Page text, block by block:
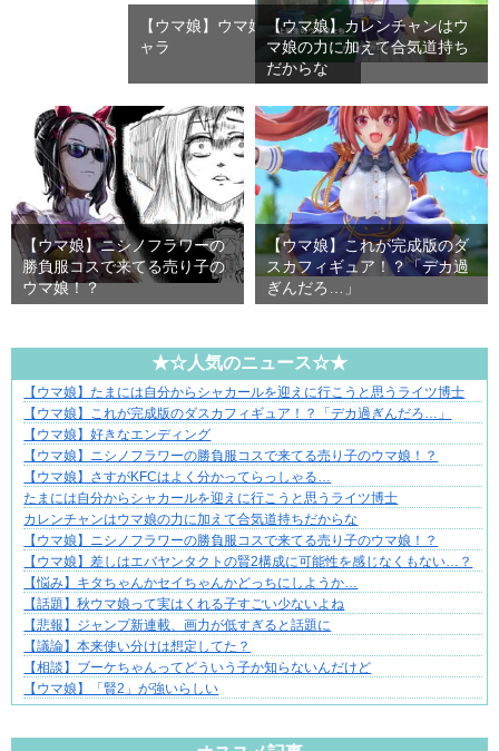
【ウマ娘】ウマ娘のゴルフキ
ャラ
【ウマ娘】カレンチャンはウ
マ娘の力に加えて合気道持ち
だからな
【ウマ娘】ニシノフラワーの
勝負服コスで来てる売り子の
ウマ娘！？
【ウマ娘】これが完成版のダ
スカフィギュア！？「デカ過
ぎんだろ…」
★☆人気のニュース☆★
平穏が少しずつ壊れていく家族の物語。
【ウマ娘】たまには自分からシャカールを迎えに行こうと思うライツ博士
【ウマ娘】これが完成版のダスカフィギュア！？「デカ過ぎんだろ…」
【ウマ娘】好きなエンディング
【ウマ娘】ニシノフラワーの勝負服コスで来てる売り子のウマ娘！？
【ウマ娘】さすがKFCはよく分かってらっしゃる…
たまには自分からシャカールを迎えに行こうと思うライツ博士
カレンチャンはウマ娘の力に加えて合気道持ちだからな
【ウマ娘】ニシノフラワーの勝負服コスで来てる売り子のウマ娘！？
【ウマ娘】差しはエバヤンタクトの賢2構成に可能性を感じなくもない…？
【悩み】キタちゃんかセイちゃんかどっちにしようか…
【話題】秋ウマ娘って実はくれる子すごい少ないよね
【悲報】ジャンプ新連載、画力が低すぎると話題に
【議論】本来使い分けは想定してた？
【相談】ブーケちゃんってどういう子か知らないんだけど
【ウマ娘】「賢2」が強いらしい